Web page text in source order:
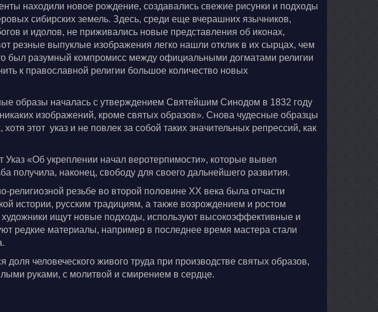
находили новое рождение, создавались свежие рисунки и подходы
сибирских земель. Здесь, среди еще вчерашних язычников,
и идолов, не приживались новые представления об иконах,
резные выпуклые изображения легко нашли отклик в их сырцах, чем
был разумный компромисс между официальными догматами религии
к православной религии большое количество новых
образы началась с утверждением Святейшим Синодом в 1832 году
изображений, кроме святых образов». Снова чудесные образцы
этот указ и не повлек за собой таких значительных репрессий, как
Указ «Об укреплении начал веротерпимости», которые вывел
получила, наконец, свободу для своего дальнейшего развития.
религиозной резьбе во второй половине XX века была отчасти
истории, русским традициям, а также возрождением и ростом
ищут новые подходы, используют высокоэффективные и
редкие материалы, например в последнее время мастера стали
доля человеческого живого труда при производстве святых образов,
руками, с молитвой и смирением в сердце.